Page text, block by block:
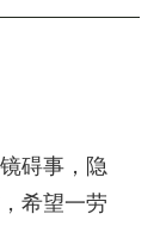
碍事，隐
希望一劳